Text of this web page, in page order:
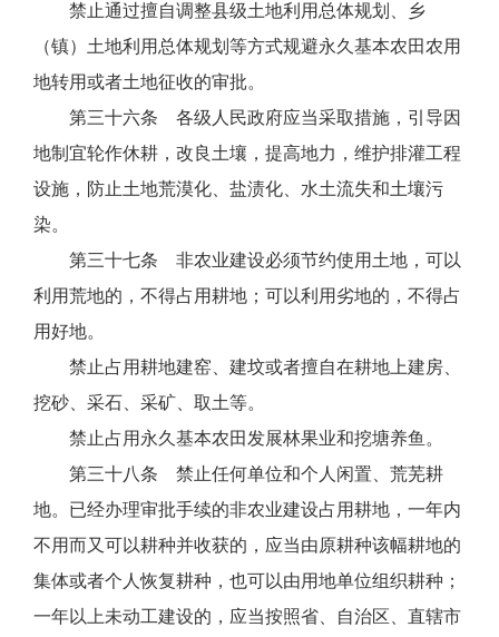
禁止通过擅自调整县级土地利用总体规划、乡
（镇）土地利用总体规划等方式规避永久基本农田农用
地转用或者土地征收的审批。
第三十六条 各级人民政府应当采取措施，引导因
地制宜轮作休耕，改良土壤，提高地力，维护排灌工程
设施，防止土地荒漠化、盐渍化、水土流失和土壤污
染。
第三十七条 非农业建设必须节约使用土地，可以
利用荒地的，不得占用耕地；可以利用劣地的，不得占
用好地。
禁止占用耕地建窑、建坟或者擅自在耕地上建房、
挖砂、采石、采矿、取土等。
禁止占用永久基本农田发展林果业和挖塘养鱼。
第三十八条 禁止任何单位和个人闲置、荒芜耕
地。已经办理审批手续的非农业建设占用耕地，一年内
不用而又可以耕种并收获的，应当由原耕种该幅耕地的
集体或者个人恢复耕种，也可以由用地单位组织耕种；
一年以上未动工建设的，应当按照省、自治区、直辖市